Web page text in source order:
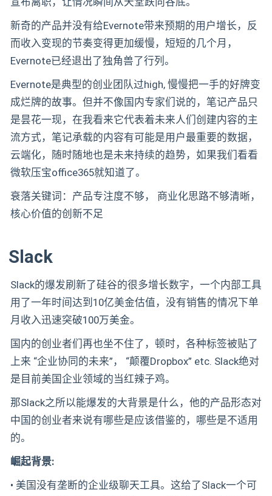
新奇的产品并没有给Evernote带来预期的用户增长，反
而收入变现的节奏变得更加缓慢，短短的几个月，
Evernote已经退出了独角兽了行列。
Evernote是典型的创业团队过high, 慢慢把一手的好牌变
成烂牌的故事。但并不像国内专家们说的，笔记产品只
是昙花一现，在我看来它代表着未来人们创建内容的主
流方式，笔记承载的内容有可能是用户最重要的数据，
云端化，随时随地也是未来持续的趋势，如果我们看看
微软压宝office365就知道了。
衰落关键词：产品专注度不够， 商业化思路不够清晰，
核心价值的创新不足
Slack
Slack的爆发刷新了硅谷的很多增长数字，一个内部工具
用了一年时间达到10亿美金估值，没有销售的情况下单
月收入迅速突破100万美金。
国内的创业者们再也坐不住了，顿时，各种标签被贴了
上来 “企业协同的未来”， “颠覆Dropbox” etc. Slack绝对
是目前美国企业领域的当红辣子鸡。
那Slack之所以能爆发的大背景是什么，他的产品形态对
中国的创业者来说有哪些是应该借鉴的，哪些是不适用
的。
崛起背景:
• 美国没有垄断的企业级聊天工具。这给了Slack一个可